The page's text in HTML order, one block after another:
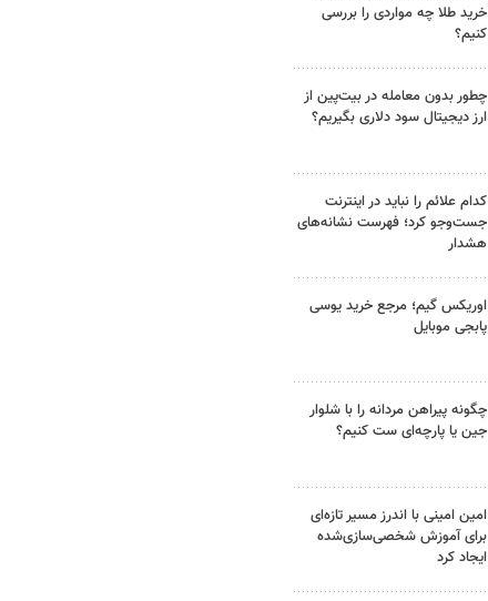
خرید طلا چه مواردی را بررسی
کنیم؟
چطور بدون معامله در بیت‌پین از
ارز دیجیتال سود دلاری بگیریم؟
کدام علائم را نباید در اینترنت
جست‌وجو کرد؛ فهرست نشانه‌های
هشدار
اوریکس گیم؛ مرجع خرید یوسی
پابجی موبایل
چگونه پیراهن مردانه را با شلوار
جین یا پارچه‌ای ست کنیم؟
امین امینی با اندرز مسیر تازه‌ای
برای آموزش شخصی‌سازی‌شده
ایجاد کرد